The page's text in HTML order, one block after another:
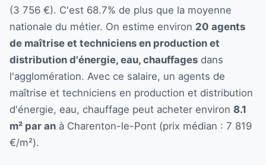
(3 756 €). C'est 68.7% de plus que la moyenne
nationale du métier. On estime environ 20 agents
de maîtrise et techniciens en production et
distribution d'énergie, eau, chauffages dans
l'agglomération. Avec ce salaire, un agents de
maîtrise et techniciens en production et distribution
d'énergie, eau, chauffage peut acheter environ 8.1
m² par an à Charenton-le-Pont (prix médian : 7 819
€/m²).